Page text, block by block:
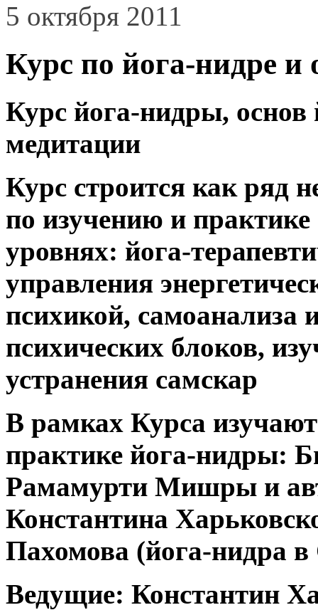
5 октября 2011
Курс по йога-нидре и
Курс йога-нидры,
медитации
Курс строится как ряд
по изучению и
уровнях: йога-
управления
психикой, самоанализа
психических блоков,
устранения самскар
В рамках Курса
практике йога-нидры:
Рамамурти Мишры и
Константина
Пахомова (йога-нидра
Ведущие: Константин